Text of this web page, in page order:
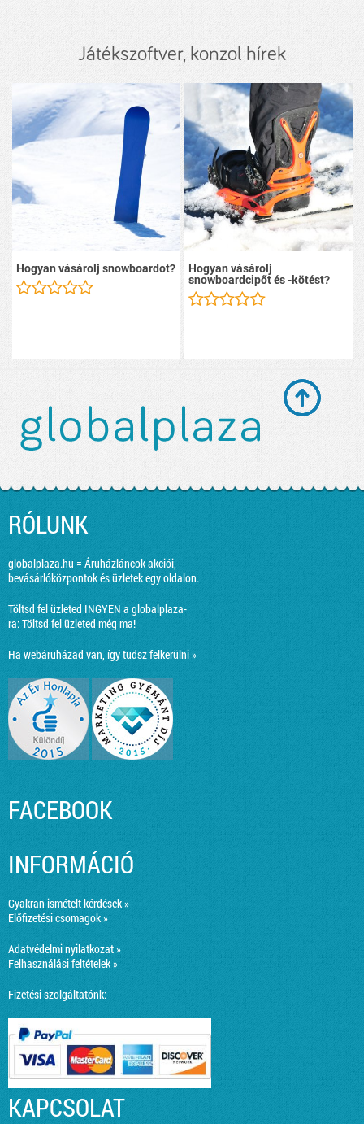
Játékszoftver, konzol hírek
Hogyan vásárolj snowboardot? Hogyan vásárolj
snowboardcipőt és -kötést?
RÓLUNK
globalplaza.hu = Áruházláncok akciói,
bevásárlóközpontok és üzletek egy oldalon.
Töltsd fel üzleted INGYEN a globalplaza-
ra:Töltsd fel üzleted még ma!
Ha webáruházad van, így tudsz felkerülni »
FACEBOOK
INFORMÁCIÓ
Gyakran ismételt kérdések »
Előfizetési csomagok »
Adatvédelmi nyilatkozat »
Felhasználási feltételek »
Fizetési szolgáltatónk:
KAPCSOLAT